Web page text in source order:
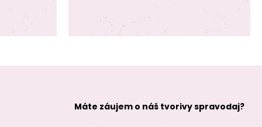
vyšívacia priadza
Perlovka 85m
jahodová
Háčkovacia a
vyšívacia priadza
Perlovka 85m
vínovočervená
Máte záujem o náš tvorivy spravodaj?